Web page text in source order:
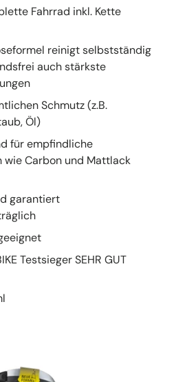
Fahrrad inkl. Kette
reinigt selbstständig
auch stärkste
Schmutz (z.B.
Öl)
für empfindliche
wie Carbon und Mattlack
garantiert
Testsieger SEHR GUT